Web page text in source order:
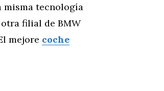
misma tecnología
filial de BMW
mejore coche